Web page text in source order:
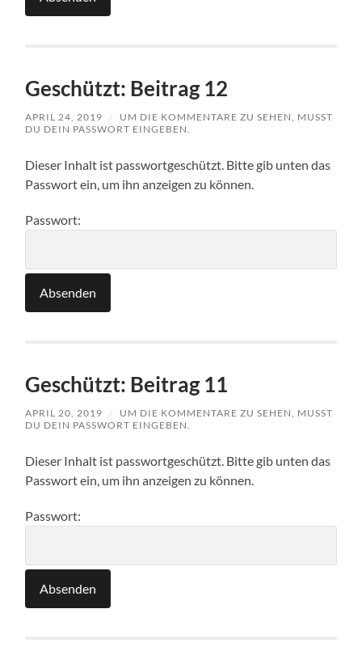
Geschützt: Beitrag 12
APRIL 24, 2019 /
UM DIE KOMMENTARE ZU SEHEN, MUSST
DU DEIN PASSWORT EINGEBEN.
Dieser Inhalt ist passwortgeschützt. Bitte gib unten das
Passwort ein, um ihn anzeigen zu können.
Passwort:
Geschützt: Beitrag 11
APRIL 20, 2019 /
UM DIE KOMMENTARE ZU SEHEN, MUSST
DU DEIN PASSWORT EINGEBEN.
Dieser Inhalt ist passwortgeschützt. Bitte gib unten das
Passwort ein, um ihn anzeigen zu können.
Passwort: